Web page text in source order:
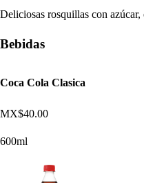
Deliciosas rosquillas con
Bebidas
Coca Cola Clasica
MX$40.00
600ml